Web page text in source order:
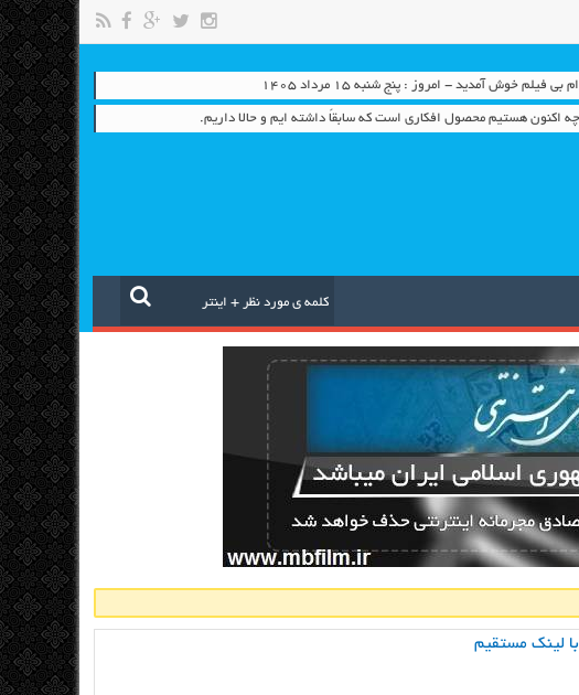
بی فیلم خوش آمدید - امروز : پنج شنبه ۱۵ مرداد ۱۴۰۵
اکنون هستیم محصول افکاری است که سابقاً داشته ایم و حالا داریم.
لینک مستقیم